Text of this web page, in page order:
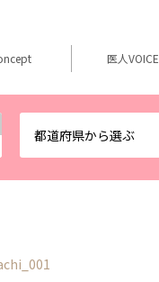
都道府県から選ぶ
医人VOICE